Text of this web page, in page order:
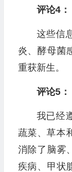
评论4：
这些信
炎、酵母菌
重获新生。
评论5：
我已经
蔬菜、草本
消除了脑雾
疾病、甲状